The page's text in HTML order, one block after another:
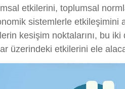
etkilerini, toplumsal
sistemlerle etkileşimini
kesişim noktalarını, bu iki
üzerindeki etkilerini ele